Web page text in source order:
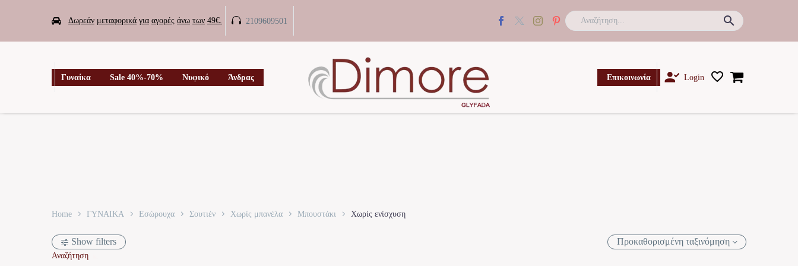
 Δωρεάν μεταφορικά για αγορές άνω των 49€. 
 2109609501
Γυναίκα Sale 40%-70% Νυφικό Άνδρας Επικοινωνία  Login
Home ΓΥΝΑΙΚΑ Εσώρουχα Σουτιέν Χωρίς μπανέλα Μπουστάκι Χωρίς ενίσχυση
Show filters
Αναζήτηση
Προκαθορισμένη ταξινόμηση